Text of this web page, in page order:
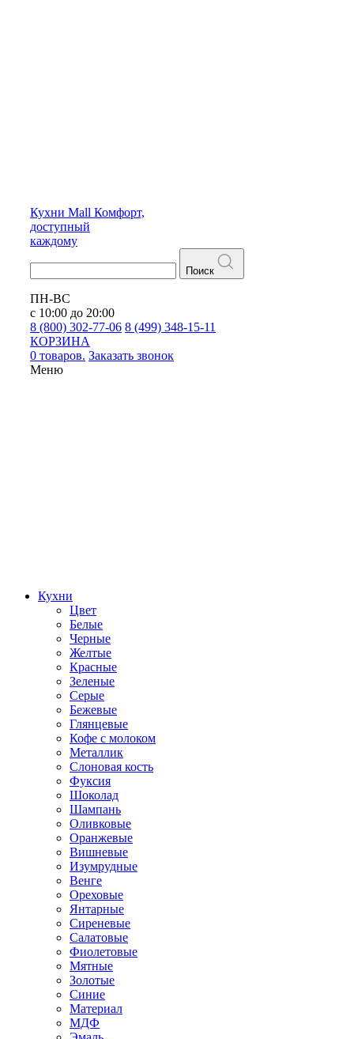
Кухни Mall Комфорт,
доступный
каждому
Поиск
ПН-ВС
с 10:00 до 20:00
8 (800) 302-77-06 8 (499) 348-15-11
КОРЗИНА
0 товаров. Заказать звонок
Меню
Кухни
Цвет
Белые
Черные
Желтые
Красные
Зеленые
Серые
Бежевые
Глянцевые
Кофе с молоком
Металлик
Слоновая кость
Фуксия
Шоколад
Шампань
Оливковые
Оранжевые
Вишневые
Изумрудные
Венге
Ореховые
Янтарные
Сиреневые
Салатовые
Фиолетовые
Мятные
Золотые
Синие
Материал
МДФ